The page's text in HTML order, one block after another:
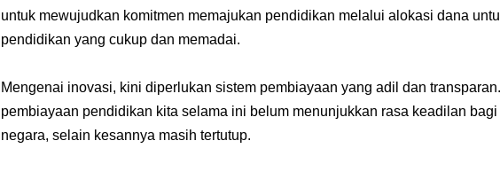
untuk mewujudkan komitmen memajukan pendidikan melalui alokasi dana
pendidikan yang cukup dan memadai.
Mengenai inovasi, kini diperlukan sistem pembiayaan yang adil dan
pembiayaan pendidikan kita selama ini belum menunjukkan rasa keadilan
negara, selain kesannya masih tertutup.